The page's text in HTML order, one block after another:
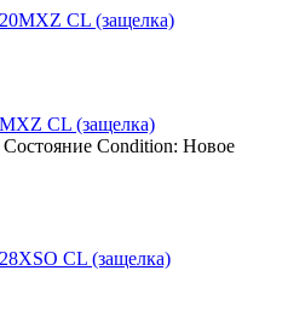
CL (защелка)
Состояние Condition: Новое